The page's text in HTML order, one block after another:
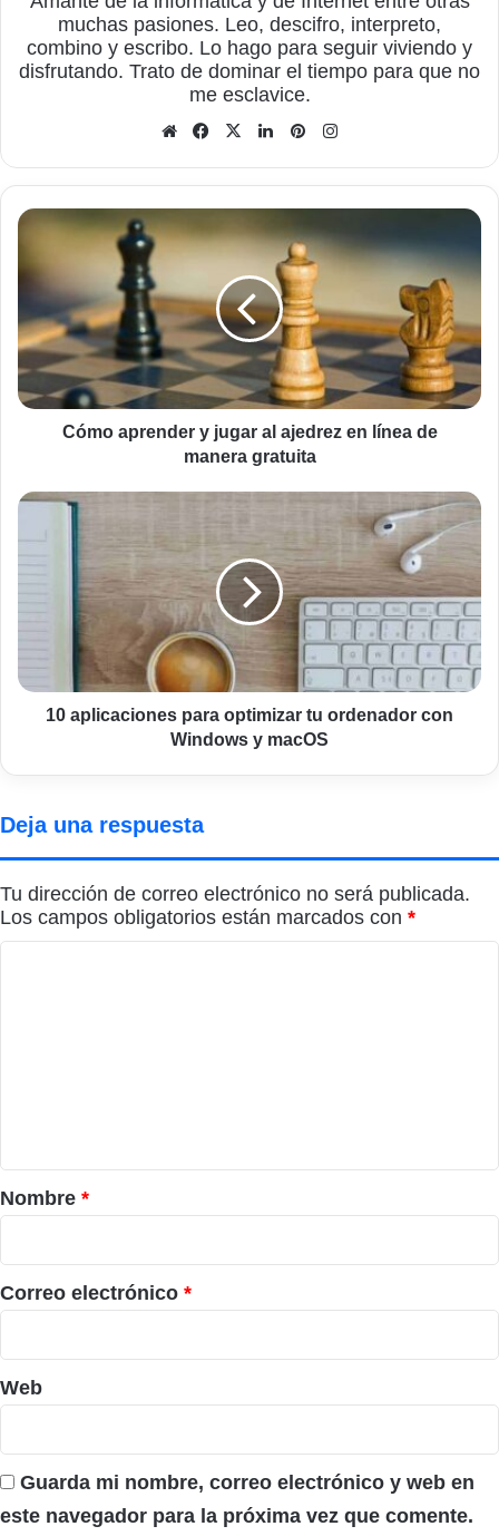
muchas pasiones. Leo, descifro, interpreto,
combino y escribo. Lo hago para seguir viviendo y
disfrutando. Trato de dominar el tiempo para que no
me esclavice.
Sitio
Facebook
X LinkedInPinterest
Cómo
aprender
y
jugar
al
ajedrez
en
línea
de
maneraCómo aprender y jugar al ajedrez en línea de
manera gratuita
10
aplicaciones
optimizar
ordenador
Windows
y
macOS
10 aplicaciones para optimizar tu ordenador con
Windows y macOS
Deja una respuesta
Tu dirección de correo electrónico no será publicada.
Los campos obligatorios están marcados con *
r
i
o
*
Nombre *
Correo electrónico *
Web
Guarda mi nombre, correo electrónico y web en
este navegador para la próxima vez que comente.